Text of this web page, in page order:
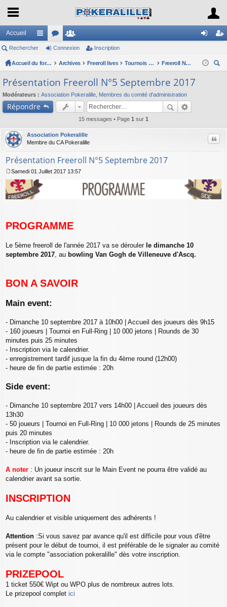
Accueil
ac
co
ci
s
or
u
s
e
m
br
es
ne cri
Rechercher Connexion Inscription
Accueil du forum Archives Freeroll lives Tournois Freeroll(*) Live organisés par l'association
Freeroll N°5 - Septembre 2017
Présentation Freeroll N°5 Septembre 2017
Modérateurs : Association Pokeralille Membres du comité d'administration
Répondre
15 messages • Page 1 sur 1
Association Pokeralille
Membre du CA Pokeralille
Présentation Freeroll N°5 Septembre 2017
Citer
e
s
s
e
Samedi 01 Juillet 2017 13:57
PROGRAMME
Le 5ème freeroll de l'année 2017 va se déroulerle dimanche 10
septembre 2017, au bowling Van Gogh de Villeneuve d'Ascq.
BON A SAVOIR
Main event:
- Dimanche 10 septembre 2017 à 10h00 | Accueil des joueurs dès 9h15
- 160 joueurs | Tournoi en Full-Ring | 10 000 jetons | Rounds de 30
minutes puis 25 minutes
- Inscription via le calendrier.
- enregistrement tardif jusque la fin du 4ème round (12h00)
- heure de fin de partie estimée : 20h
Side event:
- Dimanche 10 septembre 2017 vers 14h00 | Accueil des joueurs dès
13h30
- 50 joueurs | Tournoi en Full-Ring | 10 000 jetons | Rounds de 25 minutes
puis 20 minutes
- Inscription via le calendrier.
- heure de fin de partie estimée : 20h
A noter : Un joueur inscrit sur le Main Event ne pourra être validé au
calendrier avant sa sortie.
INSCRIPTION
Au calendrier et visible uniquement des adhérents !
Attention :Si vous savez par avance qu'il est difficile pour vous d'être
présent pour le début de tournoi, il est préférable de le signaler au comité
via le compte "association pokeralille" dès votre inscription.
PRIZEPOOL
1 ticket 550€ Wipt ou WPO plus de nombreux autres lots.
Le prizepool complet ici